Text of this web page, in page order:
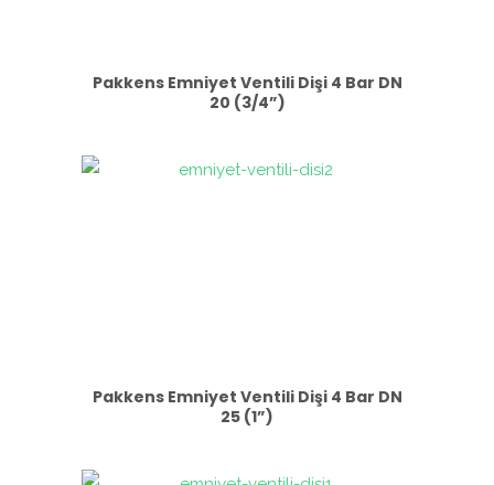
Pakkens Emniyet Ventili Dişi 4 Bar DN
20 (3/4”)
Pakkens Emniyet Ventili Dişi 4 Bar DN
25 (1”)